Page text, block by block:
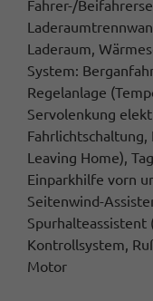
Fahrer-/
Laderaum,
System:
Regelanlage
Servolenkung
Fahrlichtschaltung,
Leaving Home),
Einparkhilfe vorn
Seitenwind-
Spurhalteassistent
Kontrollsystem,
Motor